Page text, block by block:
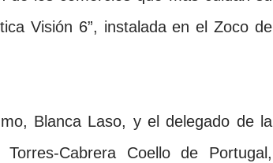
Visión 6”, instalada en el Zoco de
Blanca Laso, y el delegado de la
Cabrera Coello de Portugal,